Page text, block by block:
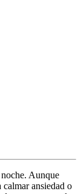
Aunque
calmar ansiedad o